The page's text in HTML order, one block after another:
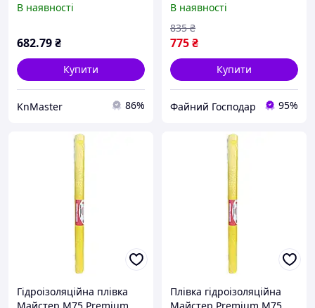
м)
В наявності
682.79₴
Купити
KnMaster 86%
армована(жовта) Master
Premium
В наявності
775₴
835 ₴
Купити
Файний Господар 95%
Гідроізоляційна плівка
Плівка гідроізоляційна